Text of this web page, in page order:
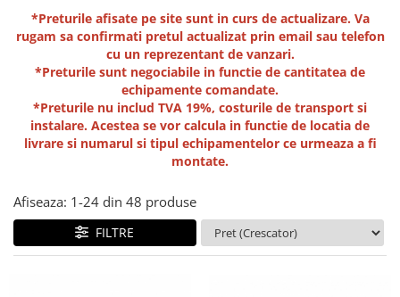
Echipamente de joaca pentru
interior
Casute pentru joaca
Tobogane
Educationale si interactive
Tunele
Tiroliene
Trambuline
Jocuri cu nisip
Oferte Autoritati locale
Oferte Dezvoltatori
Imobiliari/Spatii Rezidentiale
Oferte Invatamant
Oferte echipamente de joaca
Gradinite
Oferte Personalizate
Mari
Propuneri de Amenajare Locuri de
Joaca - Oferte pentru Localitati
*Preturile afisate pe site sunt in curs de actualizare. Va
rugam sa confirmati pretul actualizat prin email sau telefon
cu un reprezentant de vanzari.
*Preturile sunt negociabile in functie de cantitatea de
echipamente comandate.
*Preturile nu includ TVA 19%, costurile de transport si
instalare. Acestea se vor calcula in functie de locatia de
livrare si numarul si tipul echipamentelor ce urmeaza a fi
montate.
Afiseaza: 1-24 din 48 produse
FILTRE